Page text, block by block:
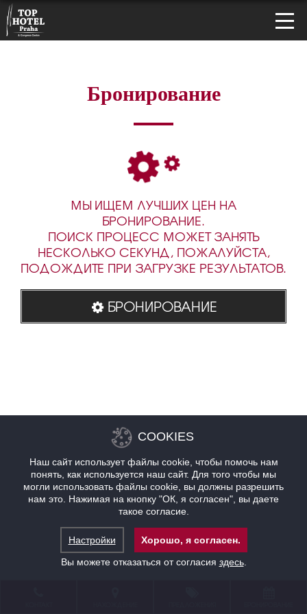
Бронирование
МЫ ИЩЕМ ЛУЧШИХ ЦЕН НА
БРОНИРОВАНИЕ.
ПОИСК ПРОЦЕСС МОЖЕТ ЗАНЯТЬ
НЕСКОЛЬКО СЕКУНД, ПОЖАЛУЙСТА,
ПОДОЖДИТЕ ПРИ ЗАГРУЗКЕ РЕЗУЛЬТАТОВ.
БРОНИРОВАНИЕ
COOKIES
Наш сайт использует файлы cookie, чтобы помочь нам
понять, как используется наш сайт. Для того чтобы мы
могли использовать файлы cookie, вы должны разрешить
нам это. Нажимая на кнопку "ОК, я согласен", вы даете
такое согласие.
Настройки
Хорошо, я согласен.
Вы можете отказаться от согласия здесь.